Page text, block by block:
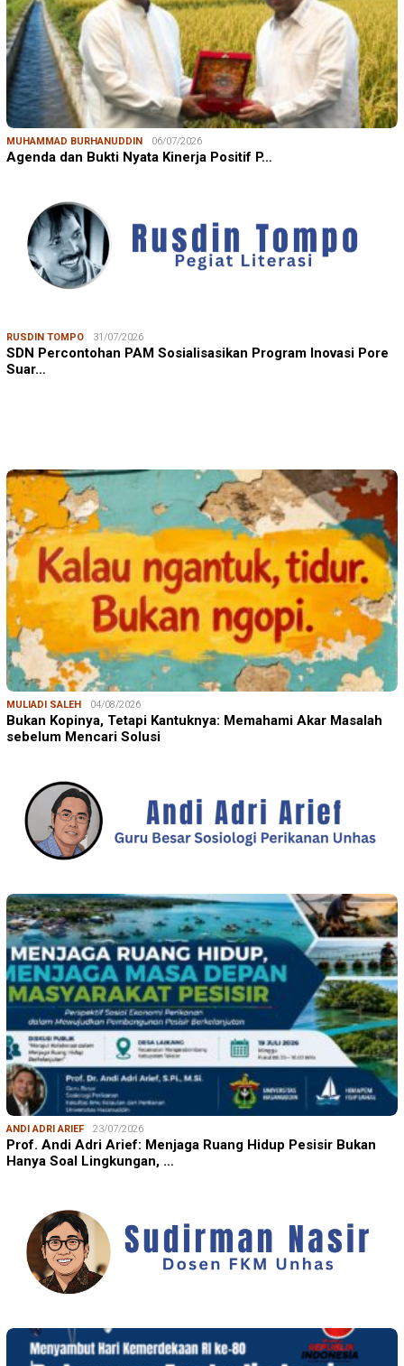
MUHAMMAD BURHANUDDIN 06/07/2026
Agenda dan Bukti Nyata Kinerja Positif P…
RUSDIN TOMPO 31/07/2026
SDN Percontohan PAM Sosialisasikan Program Inovasi Pore
Suar…
MULIADI SALEH 04/08/2026
Bukan Kopinya, Tetapi Kantuknya: Memahami Akar Masalah
sebelum Mencari Solusi
ANDI ADRI ARIEF 23/07/2026
Prof. Andi Adri Arief: Menjaga Ruang Hidup Pesisir Bukan
Hanya Soal Lingkungan, …